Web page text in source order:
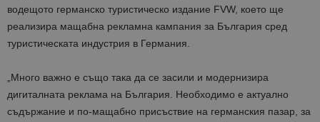
водещото германско туристическо издание FVW, което ще
реализира мащабна рекламна кампания за България сред
туристическата индустрия в Германия.
„Много важно е също така да се засили и модернизира
дигиталната реклама на България. Необходимо е актуално
съдържание и по-мащабно присъствие на германския пазар, за